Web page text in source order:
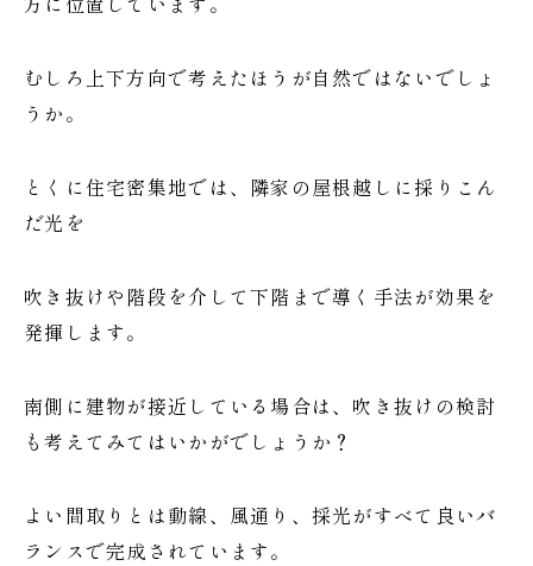
むしろ上下方向で考えたほうが自然ではないでしょ
うか。
とくに住宅密集地では、隣家の屋根越しに採りこん
だ光を
吹き抜けや階段を介して下階まで導く手法が効果を
発揮します。
南側に建物が接近している場合は、吹き抜けの検討
も考えてみてはいかがでしょうか？
よい間取りとは動線、風通り、採光がすべて良いバ
ランスで完成されています。